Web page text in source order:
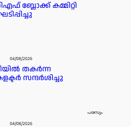
ബ്ലോക്ക് കമ്മിറ്റി
04/08/2026
തകർന്ന
സന്ദർശിച്ചു
പരസ്യം
04/08/2026